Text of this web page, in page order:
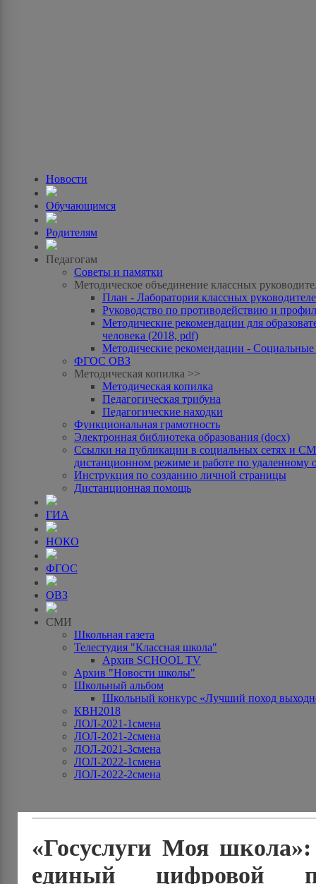
Новости
Обучающимся
Родителям
Педагогам
Советы и памятки
Методическое объединение классных
План - Лаборатория классных
Руководство по противодействию и
Методические рекомендации для
человека (2018, pdf)
Методические рекомендации -
ФГОС ОВЗ
Методическая копилка >>
Методическая копилка
Педагогическая трибуна
Педагогические находки
Функциональная грамотность
Электронная библиотека образования (docx)
Ссылки на публикации в социальных сетях и
дистанционном режиме и работе по удаленному
Инструкция по созданию личной страницы
Дистанционная помощь
ГИА
НОКО
ФГОС
ОВЗ
СМИ
Школьная газета
Телестудия "Классная школа"
Архив SCHOOL TV
Архив "Новости школы"
Школьный альбом
Школьный конкурс «Лучший поход
КВН2018
ЛОЛ-2021-1смена
ЛОЛ-2021-2смена
ЛОЛ-2021-3смена
ЛОЛ-2022-1смена
ЛОЛ-2022-2смена
«Госуслуги Моя
единый цифровой